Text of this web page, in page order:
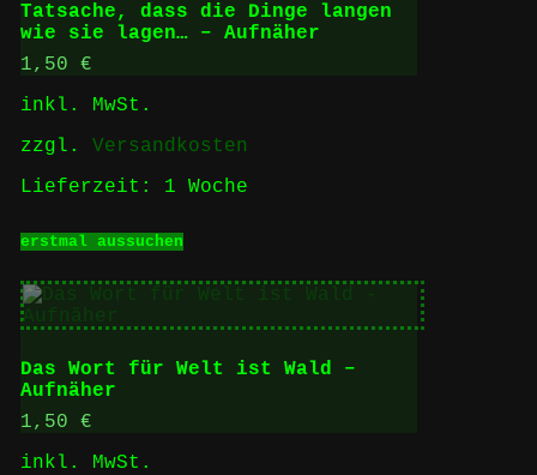
werden
Tatsache, dass die Dinge langen
wie sie lagen… – Aufnäher
1,50 €
inkl. MwSt.
zzgl. Versandkosten
Lieferzeit: 1 Woche
erstmal aussuchenProdukt
mehrere
auf.
Die
Optionen
Das Wort für Welt ist Wald –
Aufnäher
1,50 €
inkl. MwSt.